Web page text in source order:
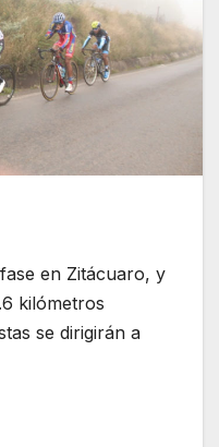
en Zitácuaro, y
kilómetros
se dirigirán a